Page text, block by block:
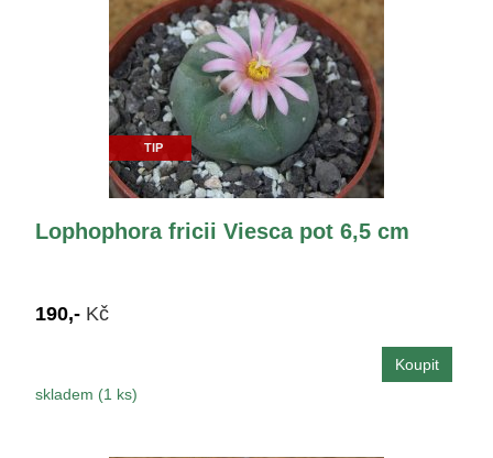
TIP
Lophophora fricii Viesca pot 6,5 cm
190,- Kč
skladem (1 ks)